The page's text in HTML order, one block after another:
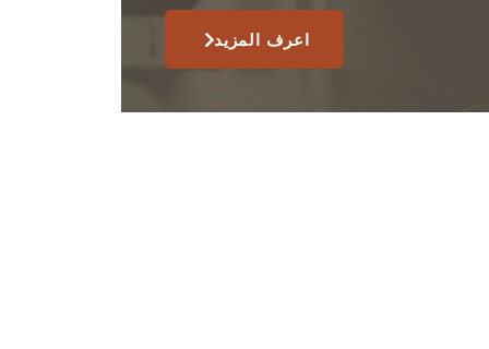
اعرف المزيد